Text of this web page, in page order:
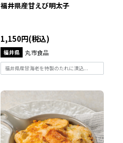
福井県産甘えび明太子
1,150円(税込)
福井県 丸市食品
福井県産甘海老を特製のたれに漬込...